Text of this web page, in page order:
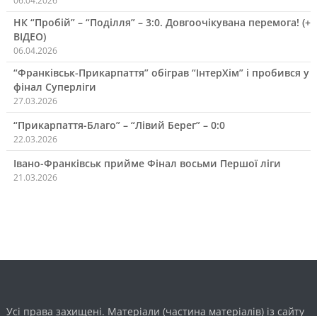
НК “Пробій” – “Поділля” – 3:0. Довгоочікувана перемога! (+
ВІДЕО)
06.04.2026
“Франківськ-Прикарпаття” обіграв “ІнтерХім” і пробився у
фінал Суперліги
27.03.2026
“Прикарпаття-Благо” – “Лівий Берег” – 0:0
22.03.2026
Івано-Франківськ прийме Фінал восьми Першої ліги
21.03.2026
Усі права захищені. Матеріали (частина матеріалів) із сайту